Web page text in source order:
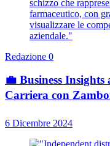
Redazione 0
💼 Business
Carriera con
6 Dicembre 2024